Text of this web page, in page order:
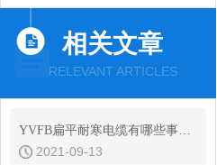
相关文章
RELEVANT ARTICLES
YVFB扁平耐寒电缆有哪些事是我们不知道的？
2021-09-13